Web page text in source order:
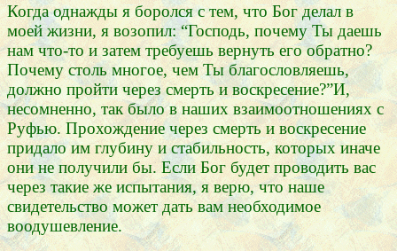
Когда однажды я боролся с тем, что Бог делал в
моей жизни, я возопил: “Господь, почему Ты даешь
нам что-то и затем требуешь вернуть его обратно?
Почему столь многое, чем Ты благословляешь,
должно пройти через смерть и воскресение?”И,
несомненно, так было в наших взаимоотношениях с
Руфью. Прохождение через смерть и воскресение
придало им глубину и стабильность, которых иначе
они не получили бы. Если Бог будет проводить вас
через такие же испытания, я верю, что наше
свидетельство может дать вам необходимое
воодушевление.